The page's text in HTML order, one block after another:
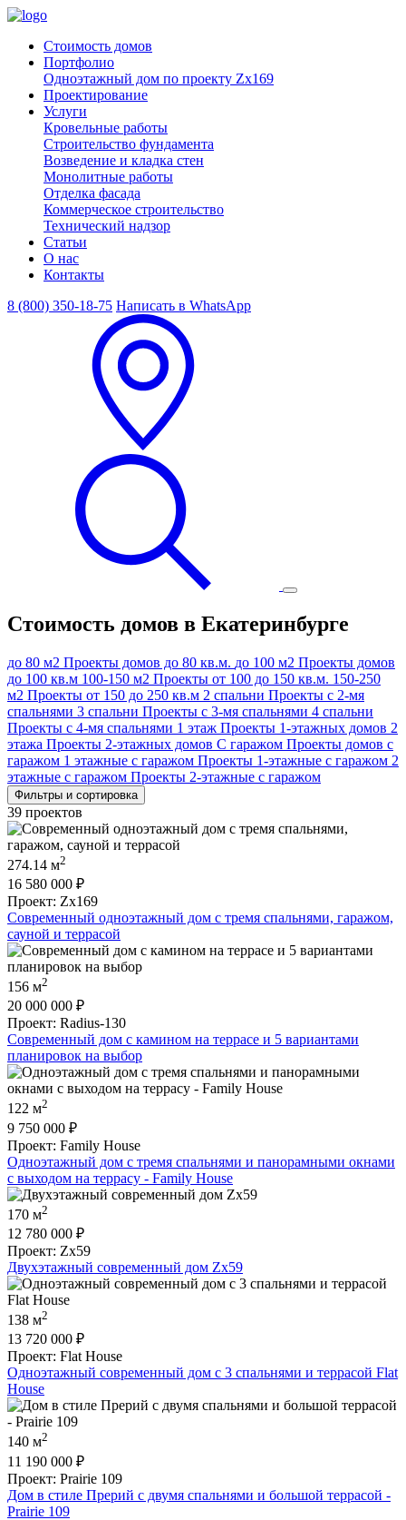
Стоимость домов
Портфолио
Одноэтажный дом по проекту Zx169
Проектирование
Услуги
Кровельные работы
Строительство фундамента
Возведение и кладка стен
Монолитные работы
Отделка фасада
Коммерческое строительство
Технический надзор
Статьи
О нас
Контакты
8 (800) 350-18-75 Написать в WhatsApp
Стоимость домов в Екатеринбурге
до 80 м2 Проекты домов до 80 кв.м. до 100 м2 Проекты домов
до 100 кв.м 100-150 м2 Проекты от 100 до 150 кв.м. 150-250
м2 Проекты от 150 до 250 кв.м 2 спальни Проекты с 2-мя
спальнями 3 спальни Проекты с 3-мя спальнями 4 спальни
Проекты с 4-мя спальнями 1 этаж Проекты 1-этажных домов 2
этажа Проекты 2-этажных домов C гаражом Проекты домов с
гаражом 1 этажные с гаражом Проекты 1-этажные с гаражом 2
этажные с гаражом Проекты 2-этажные с гаражом
Фильтры и сортировка
39 проектов
274.14 м2
16 580 000 ₽
Проект: Zx169
Современный одноэтажный дом с тремя спальнями, гаражом,
сауной и террасой
156 м2
20 000 000 ₽
Проект: Radius-130
Современный дом с камином на террасе и 5 вариантами
планировок на выбор
122 м2
9 750 000 ₽
Проект: Family House
Одноэтажный дом с тремя спальнями и панорамными окнами
с выходом на террасу - Family House
170 м2
12 780 000 ₽
Проект: Zx59
Двухэтажный современный дом Zx59
138 м2
13 720 000 ₽
Проект: Flat House
Одноэтажный современный дом с 3 спальнями и террасой Flat
House
140 м2
11 190 000 ₽
Проект: Prairie 109
Дом в стиле Прерий с двумя спальнями и большой террасой -
Prairie 109